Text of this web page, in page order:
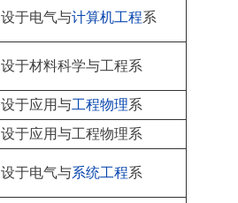
设于电气与计算机工程系
设于材料科学与工程系
设于应用与工程物理系
设于应用与工程物理系
设于电气与系统工程系